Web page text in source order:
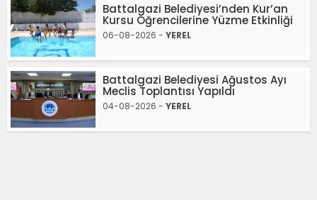
Battalgazi Belediyesi’nden Kur’an
Kursu Öğrencilerine Yüzme Etkinliği
06-08-2026 - YEREL
Battalgazi Belediyesi Ağustos Ayı
Meclis Toplantısı Yapıldı
04-08-2026 - YEREL